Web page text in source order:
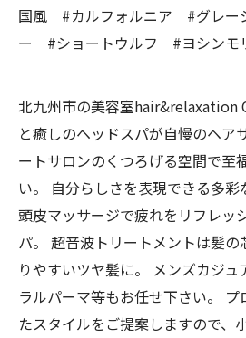
国風 #カルフォルニア #グレー
ー #ショートウルフ #ヨシンモ
北九州市の美容室hair&relaxation
と癒しのヘッドスパが自慢のヘア
ートサロンのくつろげる空間で至
い。 自分らしさを表現できる多彩
頭皮マッサージで疲れをリフレッ
パ。 超音波トリートメントは髪
りやすいツヤ髪に。 メンズカジュ
ラルパーマ等もお任せ下さい。
たスタイルをご提案しますので、